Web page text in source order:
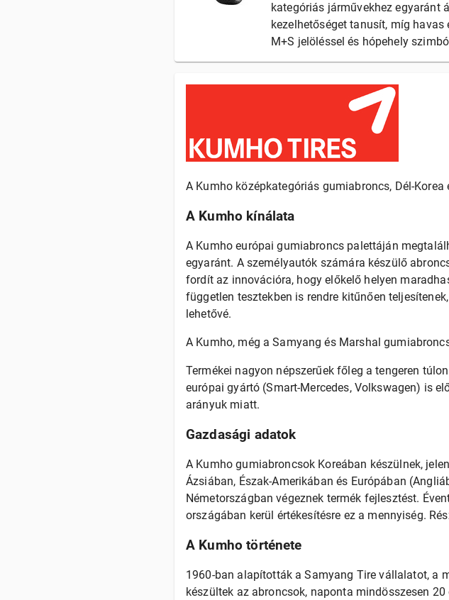
kategóriás járművekhez egyaránt
kezelhetőséget tanusít, míg
M+S jelöléssel és hópehely
A Kumho középkategóriás gumiabroncs, Dél-
A Kumho kínálata
A Kumho európai gumiabroncs palettáján
egyaránt. A személyautók számára készülő
fordít az innovációra, hogy előkelő helyen
független tesztekben is rendre kitűnően
lehetővé.
A Kumho, még a Samyang és Marshal
Termékei nagyon népszerűek főleg a tengeren
európai gyártó (Smart-Mercedes, Volkswagen) is
arányuk miatt.
Gazdasági adatok
A Kumho gumiabroncsok Koreában készülnek,
Ázsiában, Észak-Amerikában és Európában
Németországban végeznek termék fejlesztést.
országában kerül értékesítésre ez a mennyiség.
A Kumho története
1960-ban alapították a Samyang Tire vállalatot, a
készültek az abroncsok, naponta mindösszesen